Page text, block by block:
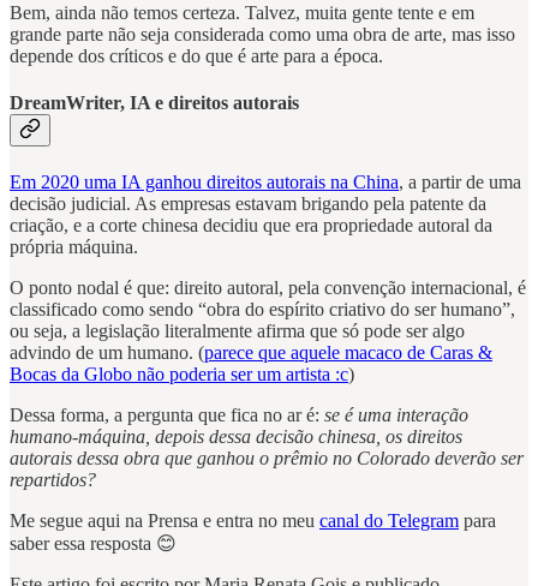
Bem, ainda não temos certeza. Talvez, muita gente tente e em
grande parte não seja considerada como uma obra de arte, mas isso
depende dos críticos e do que é arte para a época.
DreamWriter, IA e direitos autorais
Em 2020 uma IA ganhou direitos autorais na China, a partir de uma
decisão judicial. As empresas estavam brigando pela patente da
criação, e a corte chinesa decidiu que era propriedade autoral da
própria máquina.
O ponto nodal é que: direito autoral, pela convenção internacional, é
classificado como sendo “obra do espírito criativo do ser humano”,
ou seja, a legislação literalmente afirma que só pode ser algo
advindo de um humano. (parece que aquele macaco de Caras &
Bocas da Globo não poderia ser um artista :c)
Dessa forma, a pergunta que fica no ar é: se é uma interação
humano-máquina, depois dessa decisão chinesa, os direitos
autorais dessa obra que ganhou o prêmio no Colorado deverão ser
repartidos?
Me segue aqui na Prensa e entra no meu canal do Telegram para
saber essa resposta 😊